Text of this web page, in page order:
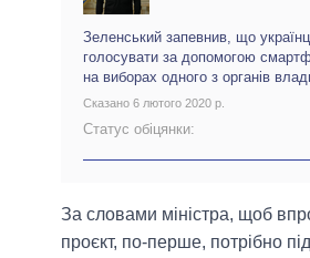
Зеленський запевнив, що
голосувати за допомогою
на виборах одного з органів
Сказано 6 лютого 2020 р.
Статус обіцянки:
За словами міністра, щоб
проєкт, по-перше, потрібно